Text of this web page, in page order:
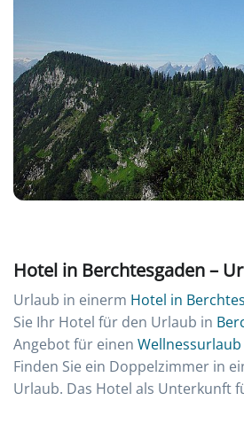
Hotel in Berchtesgaden –
Urlaub in einerm Hotel in
Sie Ihr Hotel für den Urlaub in
Angebot für einen
Finden Sie ein Doppelzimmer in
Urlaub. Das Hotel als Unterkunft